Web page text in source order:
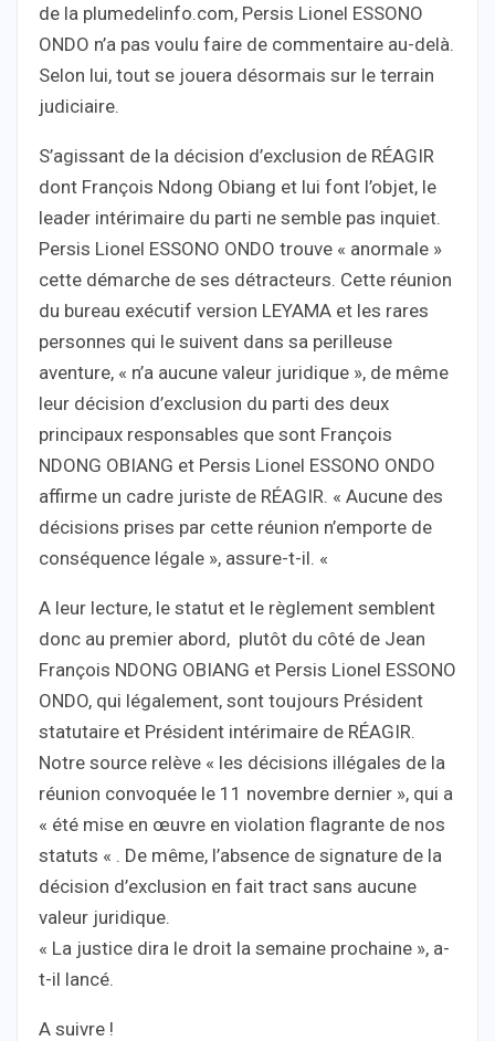
de la plumedelinfo.com, Persis Lionel ESSONO
ONDO n’a pas voulu faire de commentaire au-delà.
Selon lui, tout se jouera désormais sur le terrain
judiciaire.
S’agissant de la décision d’exclusion de RÉAGIR
dont François Ndong Obiang et lui font l’objet, le
leader intérimaire du parti ne semble pas inquiet.
Persis Lionel ESSONO ONDO trouve « anormale »
cette démarche de ses détracteurs. Cette réunion
du bureau exécutif version LEYAMA et les rares
personnes qui le suivent dans sa perilleuse
aventure, « n’a aucune valeur juridique », de même
leur décision d’exclusion du parti des deux
principaux responsables que sont François
NDONG OBIANG et Persis Lionel ESSONO ONDO
affirme un cadre juriste de RÉAGIR. « Aucune des
décisions prises par cette réunion n’emporte de
conséquence légale », assure-t-il. «
A leur lecture, le statut et le règlement semblent
donc au premier abord, plutôt du côté de Jean
François NDONG OBIANG et Persis Lionel ESSONO
ONDO, qui légalement, sont toujours Président
statutaire et Président intérimaire de RÉAGIR.
Notre source relève « les décisions illégales de la
réunion convoquée le 11 novembre dernier », qui a
« été mise en œuvre en violation flagrante de nos
statuts « . De même, l’absence de signature de la
décision d’exclusion en fait tract sans aucune
valeur juridique.
« La justice dira le droit la semaine prochaine », a-
t-il lancé.
A suivre !